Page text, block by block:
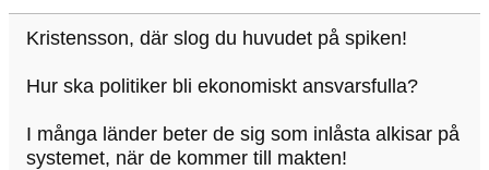
Kristensson, där slog du huvudet på spiken!
Hur ska politiker bli ekonomiskt ansvarsfulla?
I många länder beter de sig som inlåsta alkisar på
systemet, när de kommer till makten!